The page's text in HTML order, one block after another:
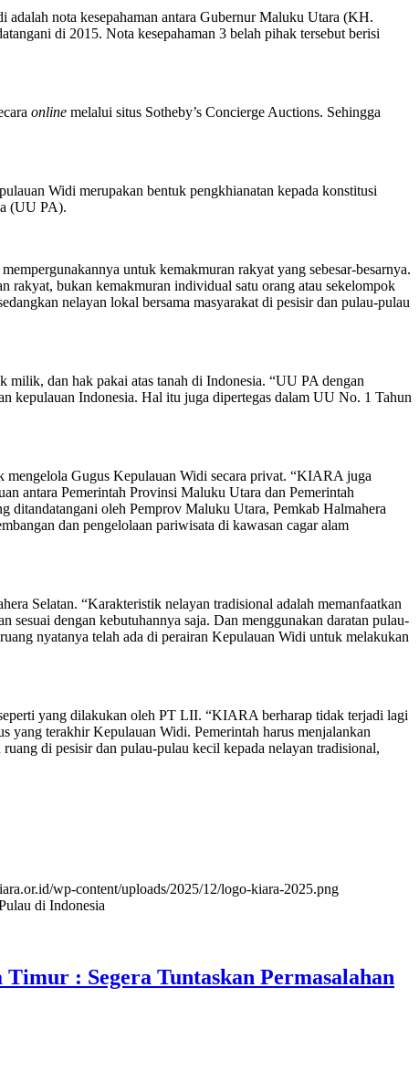
nota kesepahaman antara Gubernur Maluku Utara (KH.
di 2015. Nota kesepahaman 3 belah pihak tersebut berisi
online melalui situs Sotheby’s Concierge Auctions. Sehingga
Widi merupakan bentuk pengkhianatan kepada konstitusi
(UU PA).
untuk kemakmuran rakyat yang sebesar-besarnya.
rakyat, bukan kemakmuran individual satu orang atau sekelompok
nelayan lokal bersama masyarakat di pesisir dan pulau-pulau
milik, dan hak pakai atas tanah di Indonesia. “UU PA dengan
kepulauan Indonesia. Hal itu juga dipertegas dalam UU No. 1 Tahun
mengelola Gugus Kepulauan Widi secara privat. “KIARA juga
antara Pemerintah Provinsi Maluku Utara dan Pemerintah
ditandatangani oleh Pemprov Maluku Utara, Pemkab Halmahera
dan pengelolaan pariwisata di kawasan cagar alam
Selatan. “Karakteristik nelayan tradisional adalah memanfaatkan
dengan kebutuhannya saja. Dan menggunakan daratan pulau-
nyatanya telah ada di perairan Kepulauan Widi untuk melakukan
yang dilakukan oleh PT LII. “KIARA berharap tidak terjadi lagi
yang terakhir Kepulauan Widi. Pemerintah harus menjalankan
di pesisir dan pulau-pulau kecil kepada nelayan tradisional,
wp-content/uploads/2025/12/logo-kiara-2025.png
di Indonesia
: Segera Tuntaskan Permasalahan